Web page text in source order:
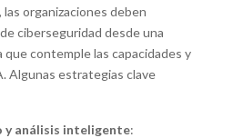
organizaciones deben
ciberseguridad desde una
contemple las capacidades y
Algunas estrategias clave
análisis inteligente: